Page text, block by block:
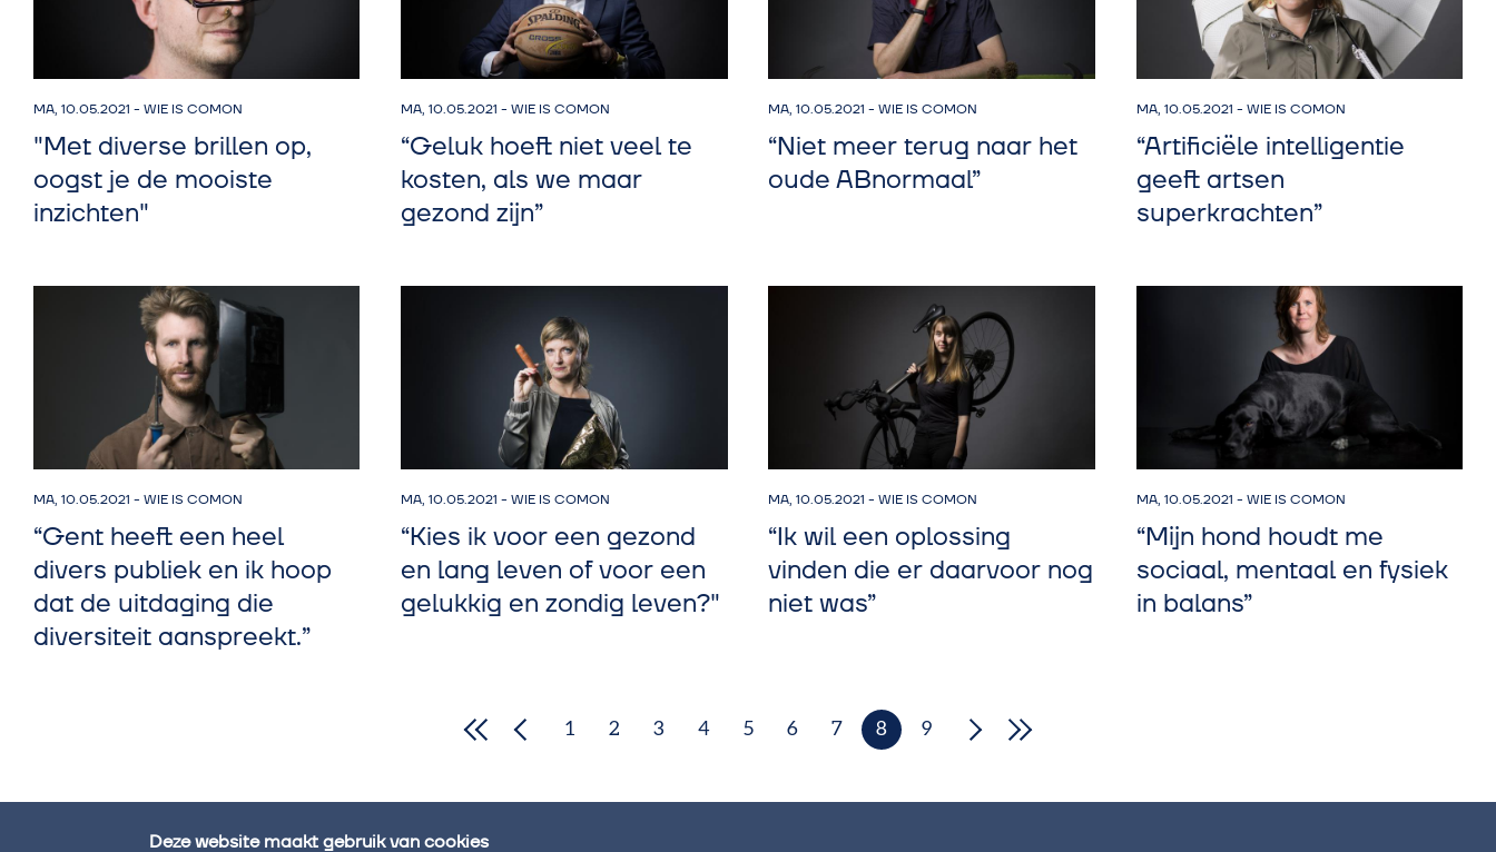
MA, 10.05.2021 - WIE IS COMON
"Met diverse brillen op,
oogst je de mooiste
inzichten"
MA, 10.05.2021 -WIE IS COMON
“Geluk hoeft niet veel te
kosten, als we maar
gezond zijn”
MA, 10.05.2021 -WIE IS COMON
“Niet meer terug naar het
oude ABnormaal”
MA, 10.05.2021 - WIE IS COMON
“Artificiële intelligentie
geeft artsen
superkrachten”
MA, 10.05.2021 - WIE IS COMON
“Gent heeft een heel
divers publiek en ik hoop
dat de uitdaging die
diversiteit aanspreekt.”
MA, 10.05.2021 -WIE IS COMON
“Kies ik voor een gezond
en lang leven of voor een
gelukkig en zondig leven?"
MA, 10.05.2021 -WIE IS COMON
“Ik wil een oplossing
vinden die er daarvoor nog
niet was”
MA, 10.05.2021 - WIE IS COMON
“Mijn hond houdt me
sociaal, mentaal en fysiek
in balans”
1 2 3 4 5 6 7 8 9
Deze website maakt gebruik van cookies